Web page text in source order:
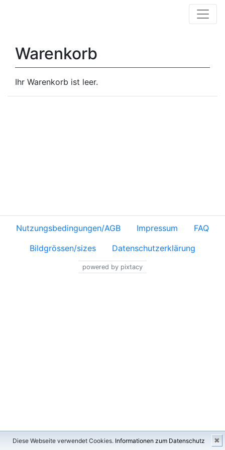
Diese Webseite verwendet Cookies. Informationen zum Datenschutz ✖
Warenkorb
Ihr Warenkorb ist leer.
Nutzungsbedingungen/AGB Impressum
FAQ
Bildgrössen/sizes
Datenschutzerklärung
powered by pixtacy